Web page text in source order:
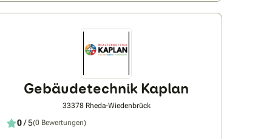
Gebäudetechnik Kaplan
33378 Rheda-Wiedenbrück
0/ 5(0 Bewertungen)